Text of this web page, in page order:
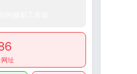
址